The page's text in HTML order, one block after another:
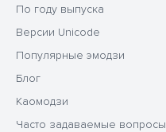
По году выпуска
Версии Unicode
Популярные эмодзи
Блог
Каомодзи
Часто задаваемые вопросы